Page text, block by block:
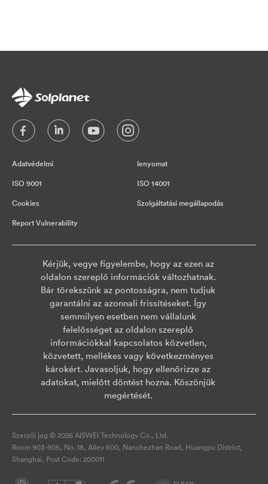
Adatvédelmi lenyomat
ISO 9001 ISO 14001
Cookies Szolgáltatási megállapodás
Report Vulnerability
Kérjük, vegye figyelembe, hogy az ezen az
oldalon szereplő információk változhatnak.
Bár törekszünk az pontosságra, nem tudjuk
garantálni az azonnali frissítéseket. Így
semmilyen esetben nem vállalunk
felelősséget az oldalon szereplő
információkkal kapcsolatos közvetlen,
közvetett, mellékes vagy következményes
károkért. Javasoljuk, hogy ellenőrizze az
adatokat, mielőtt döntést hozna. Köszönjük
megértését.
Szerzői jog © 2026 AISWEI Technology Co., Ltd.
Room 903-905, No. 18, Alley 600, Nanchezhan Road, Huangpu District,
Shanghai, Post Code: 200011